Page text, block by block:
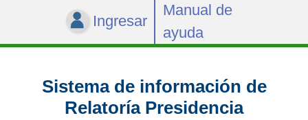
Ingresar
Manual de
ayuda
Sistema de información de
Relatoría Presidencia